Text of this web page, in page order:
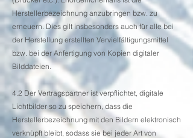
Herstellerbezeichnung anzubringen bzw. zu
erneuern. Dies gilt insbesonders auch für alle bei
der Herstellung erstellten Vervielfältigungsmittel
bzw. bei der Anfertigung von Kopien digitaler
Bilddateien.
4.2 Der Vertragspartner ist verpflichtet, digitale
Lichtbilder so zu speichern, dass die
Herstellerbezeichnung mit den Bildern elektronisch
verknüpft bleibt, sodass sie bei jeder Art von